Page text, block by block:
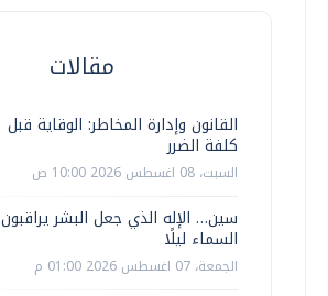
مقالات
القانون وإدارة المخاطر: الوقاية قبل
كلفة الضرر
السبت، 08 اغسطس 2026 10:00 ص
سين… الإله الذي جعل البشر يراقبون
السماء ليلًا
الجمعة، 07 اغسطس 2026 01:00 م